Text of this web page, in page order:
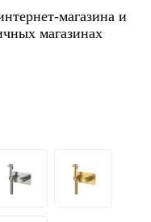
магазина и
магазинах